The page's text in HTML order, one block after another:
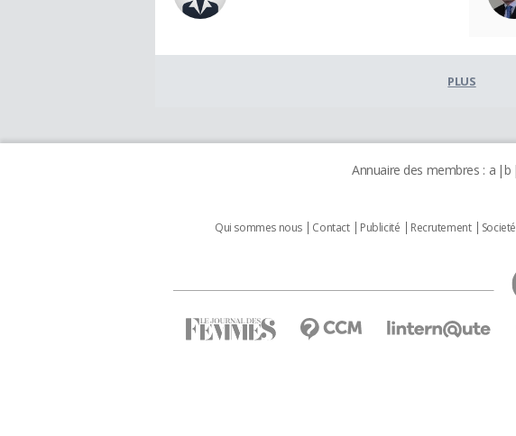
PLUS
Annuaire des membres : a b
Qui sommes nous Contact Publicité Recrutement Societé